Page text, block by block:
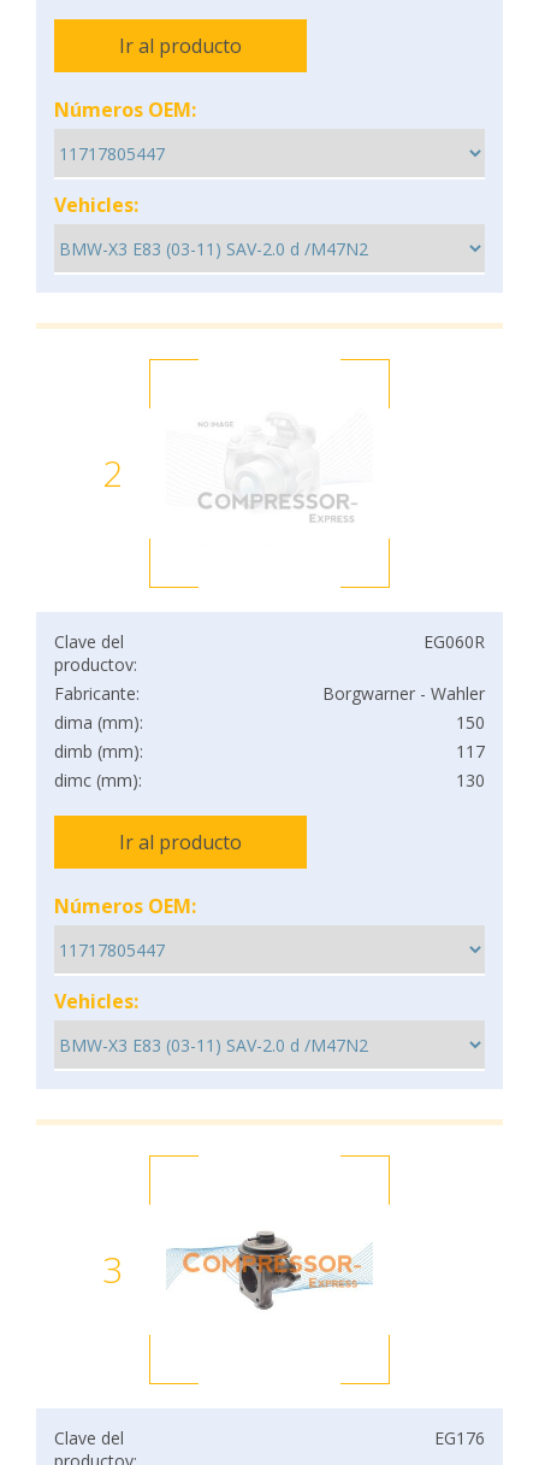
Ir al producto
Números OEM:
Vehicles:
2
Clave del
productov:
EG060R
Fabricante:
Borgwarner - Wahler
dima (mm):
150
dimb (mm):
117
dimc (mm):
130
Ir al producto
Números OEM:
Vehicles:
3
Clave del
EG176